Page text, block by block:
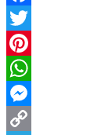
Facebook
Twitter
Pinterest
WhatsApp
Messenger